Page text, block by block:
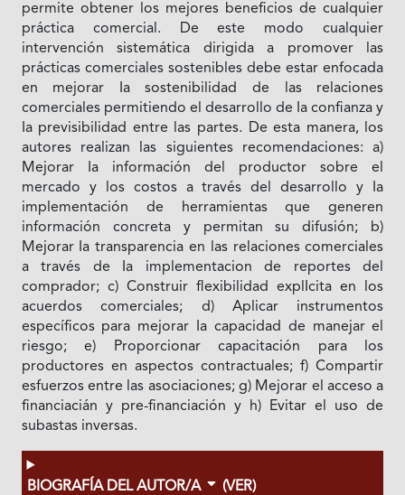
permite obtener los mejores beneficios de cualquier
práctica comercial. De este modo cualquier
intervención sistemática dirigida a promover las
prácticas comerciales sostenibles debe estar enfocada
en mejorar Ia sostenibilidad de las relaciones
comerciales permitiendo el desarrollo de Ia confianza y
Ia previsibilidad entre las partes. De esta manera, los
autores realizan las siguientes recomendaciones: a)
Mejorar Ia información del productor sobre el
mercado y los costos a través del desarrollo y Ia
implementación de herramientas que generen
información concreta y permitan su difusión; b)
Mejorar Ia transparencia en las relaciones comerciales
a través de Ia implementacion de reportes del
comprador; c) Construir flexibilidad explIcita en los
acuerdos comerciales; d) Aplicar instrumentos
específicos para mejorar Ia capacidad de manejar el
riesgo; e) Proporcionar capacitación para los
productores en aspectos contractuales; f) Compartir
esfuerzos entre las asociaciones; g) Mejorar el acceso a
financiacián y pre-financiación y h) Evitar el uso de
subastas inversas.
BIOGRAFÍA DEL AUTOR/A (VER)